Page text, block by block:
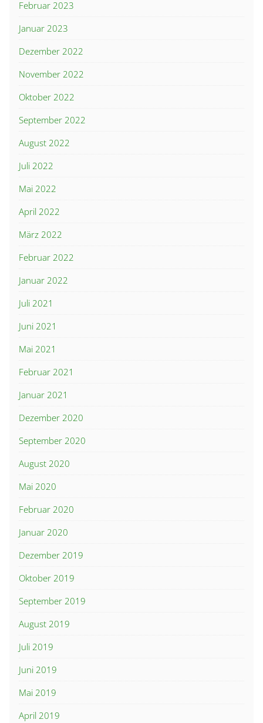
Februar 2023
Januar 2023
Dezember 2022
November 2022
Oktober 2022
September 2022
August 2022
Juli 2022
Mai 2022
April 2022
März 2022
Februar 2022
Januar 2022
Juli 2021
Juni 2021
Mai 2021
Februar 2021
Januar 2021
Dezember 2020
September 2020
August 2020
Mai 2020
Februar 2020
Januar 2020
Dezember 2019
Oktober 2019
September 2019
August 2019
Juli 2019
Juni 2019
Mai 2019
April 2019